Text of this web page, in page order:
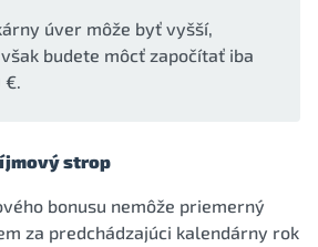
úver môže byť vyšší,
budete môcť započítať iba
€.
strop
bonusu nemôže priemerný
za predchádzajúci kalendárny rok